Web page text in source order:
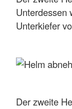
Unterdessen
Unterkiefer
Der zweite